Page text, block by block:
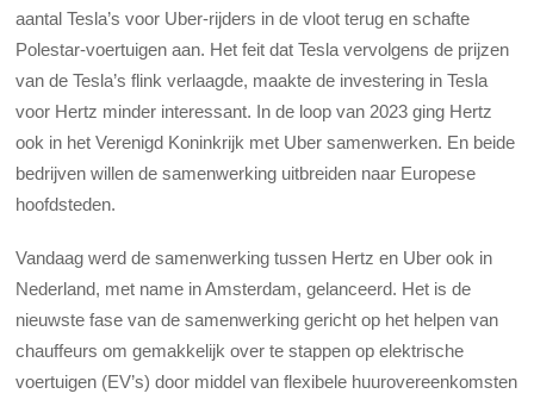
aantal Tesla’s voor Uber-rijders in de vloot terug en schafte
Polestar-voertuigen aan. Het feit dat Tesla vervolgens de prijzen
van de Tesla’s flink verlaagde, maakte de investering in Tesla
voor Hertz minder interessant. In de loop van 2023 ging Hertz
ook in het Verenigd Koninkrijk met Uber samenwerken. En beide
bedrijven willen de samenwerking uitbreiden naar Europese
hoofdsteden.
Vandaag werd de samenwerking tussen Hertz en Uber ook in
Nederland, met name in Amsterdam, gelanceerd. Het is de
nieuwste fase van de samenwerking gericht op het helpen van
chauffeurs om gemakkelijk over te stappen op elektrische
voertuigen (EV’s) door middel van flexibele huurovereenkomsten